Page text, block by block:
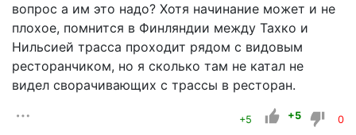
вопрос а им это надо? Хотя начинание может и не
плохое, помнится в Финляндии между Тахко и
Нильсией трасса проходит рядом с видовым
ресторанчиком, но я сколько там не катал не
видел сворачивающих с трассы в ресторан.
+5 +5 0